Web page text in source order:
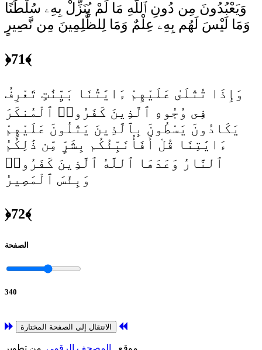
وَيَعْبُدُونَ مِن دُونِ ٱللَّهِ مَا لَمْ يُنَزِّلْ بِهِۦ سُلْطَٰنًا
وَمَا لَيْسَ لَهُم بِهِۦ عِلْمٌ وَمَا لِلظَّٰلِمِينَ مِن نَّصِيرٍ
﴿71﴾
وَإِذَا تُتْلَىٰ عَلَيْهِمْ ءَايَٰتُنَا بَيِّنَٰتٍ تَعْرِفُ
فِى وُجُوهِ ٱلَّذِينَ كَفَرُوا۟ ٱلْمُنكَرَ
يَكَادُونَ يَسْطُونَ بِٱلَّذِينَ يَتْلُونَ عَلَيْهِمْ
ءَايَٰتِنَا قُلْ أَفَأُنَبِّئُكُم بِشَرٍّ مِّن ذَٰلِكُمُ
ٱلنَّارُ وَعَدَهَا ٱللَّهُ ٱلَّذِينَ كَفَرُوا۟
وَبِئْسَ ٱلْمَصِيرُ
﴿72﴾
الصفحة
340
الانتقال إلى الصفحة المختارة
موقع المصحف الرقمي